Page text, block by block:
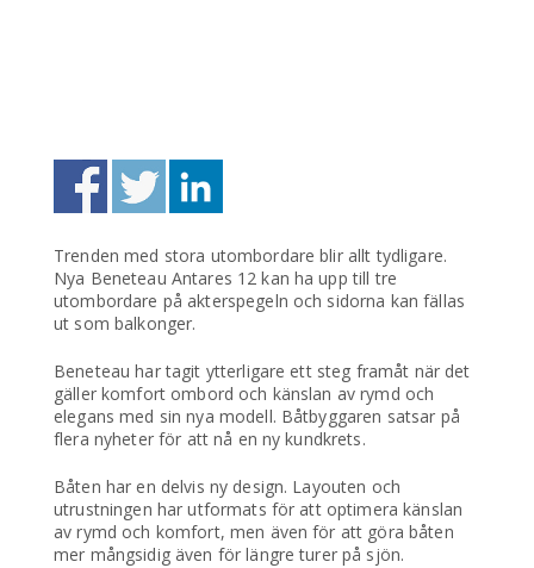
Trenden med stora utombordare blir allt tydligare.
Nya Beneteau Antares 12 kan ha upp till tre
utombordare på akterspegeln och sidorna kan fällas
ut som balkonger.
Beneteau har tagit ytterligare ett steg framåt när det
gäller komfort ombord och känslan av rymd och
elegans med sin nya modell. Båtbyggaren satsar på
flera nyheter för att nå en ny kundkrets.
Båten har en delvis ny design. Layouten och
utrustningen har utformats för att optimera känslan
av rymd och komfort, men även för att göra båten
mer mångsidig även för längre turer på sjön.